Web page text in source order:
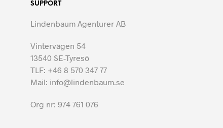
SUPPORT
Lindenbaum Agenturer AB
Vintervägen 54
13540 SE-Tyresö
TLF: +46 8 570 347 77
Mail: info@lindenbaum.se
Org nr: 974 761 076